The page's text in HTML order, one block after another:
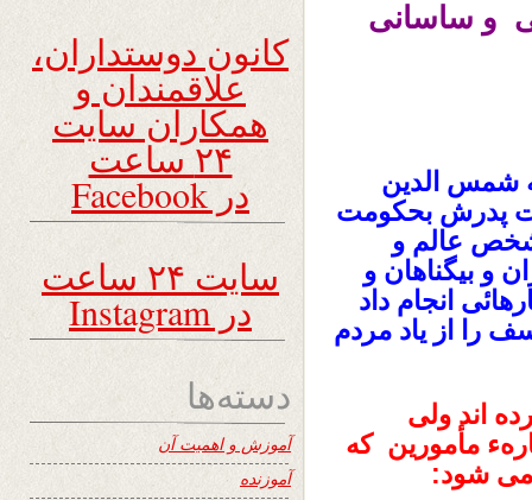
و ساسانی
شمس الدین
پدرش بحکومت
عالم و
و بیگناهان و
انجام داد
را از یاد مردم
اند ولی
مأمورین که
می شود:
کانون دوستداران،
علاقمندان و
همکاران سایت
۲۴ ساعت
در Facebook
سایت ۲۴ ساعت
در Instagram
دسته‌ها
آموزش و اهمیت آن
آموزنده